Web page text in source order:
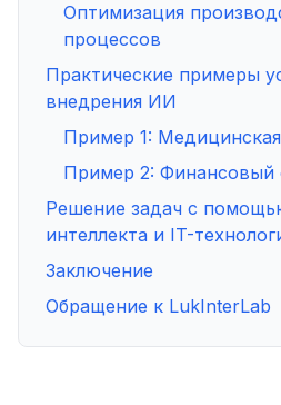
Оптимизация
процессов
Практические примеры
внедрения ИИ
Пример 1:
Пример 2: Финансовый
Решение задач с
интеллекта и IT-
Заключение
Обращение к LukInterLab